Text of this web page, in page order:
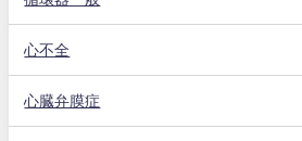
心不全
心臓弁膜症